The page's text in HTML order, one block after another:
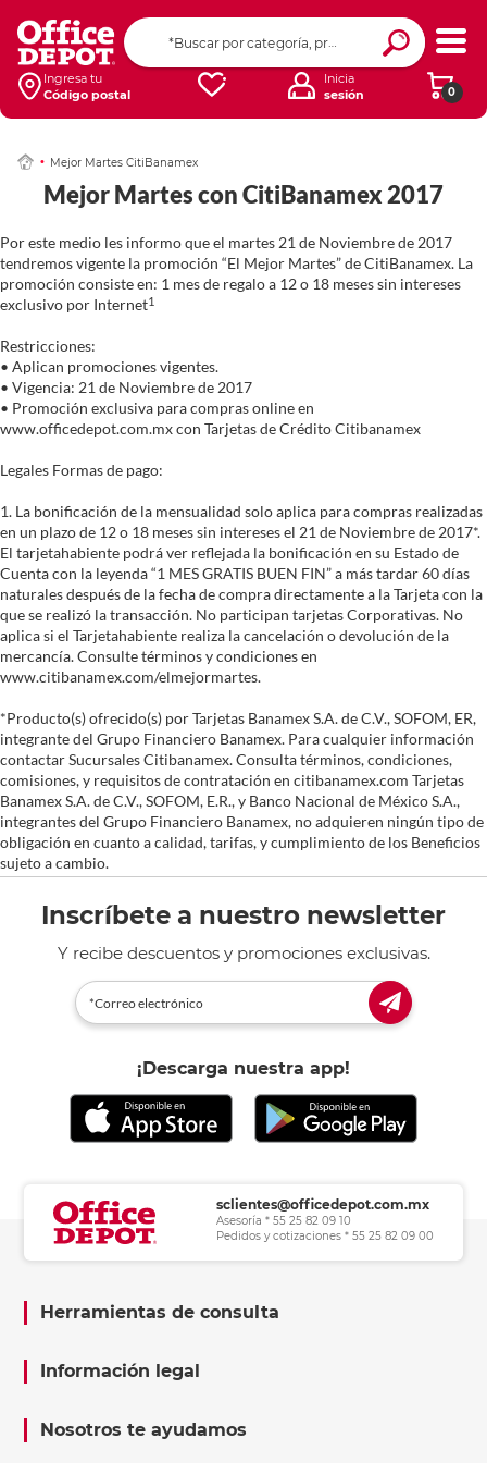
Ingresa tu
Código postal
0
Inicia
sesión
Mejor Martes CitiBanamex
Mejor Martes con CitiBanamex 2017
Por este medio les informo que el martes 21 de Noviembre de 2017
tendremos vigente la promoción “El Mejor Martes” de CitiBanamex. La
promoción consiste en: 1 mes de regalo a 12 o 18 meses sin intereses
exclusivo por Internet1
Restricciones:
• Aplican promociones vigentes.
• Vigencia: 21 de Noviembre de 2017
• Promoción exclusiva para compras online en
www.officedepot.com.mx con Tarjetas de Crédito Citibanamex
Legales Formas de pago:
1. La bonificación de la mensualidad solo aplica para compras realizadas
en un plazo de 12 o 18 meses sin intereses el 21 de Noviembre de 2017*.
El tarjetahabiente podrá ver reflejada la bonificación en su Estado de
Cuenta con la leyenda “1 MES GRATIS BUEN FIN” a más tardar 60 días
naturales después de la fecha de compra directamente a la Tarjeta con la
que se realizó la transacción. No participan tarjetas Corporativas. No
aplica si el Tarjetahabiente realiza la cancelación o devolución de la
mercancía. Consulte términos y condiciones en
www.citibanamex.com/elmejormartes.
*Producto(s) ofrecido(s) por Tarjetas Banamex S.A. de C.V., SOFOM, ER,
integrante del Grupo Financiero Banamex. Para cualquier información
contactar Sucursales Citibanamex. Consulta términos, condiciones,
comisiones, y requisitos de contratación en citibanamex.com Tarjetas
Banamex S.A. de C.V., SOFOM, E.R., y Banco Nacional de México S.A.,
integrantes del Grupo Financiero Banamex, no adquieren ningún tipo de
obligación en cuanto a calidad, tarifas, y cumplimiento de los Beneficios
sujeto a cambio.
Inscríbete a nuestro newsletter
Y recibe descuentos y promociones exclusivas.
¡Descarga nuestra app!
sclientes@officedepot.com.mx
Asesoría * 55 25 82 09 10
Pedidos y cotizaciones * 55 25 82 09 00
Herramientas de consulta
Información legal
Nosotros te ayudamos